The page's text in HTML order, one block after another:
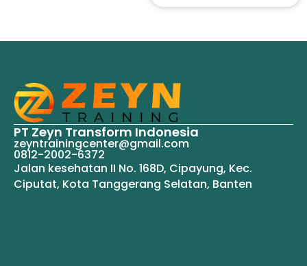
PT Zeyn Transform Indonesia
zeyntrainingcenter@gmail.com
0812-2002-6372
Jalan kesehatan II No. 168D, Cipayung, Kec.
Ciputat, Kota Tanggerang Selatan, Banten